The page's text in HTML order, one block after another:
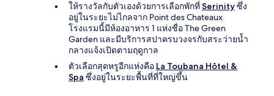
ให้รางวัลกับตัวเองด้วยการเลือกพักที่Serinityซึ่ง
อยู่ในระยะไม่ไกลจาก Point des Chateaux
โรงแรมนี้มีห้องอาหาร 1 แห่งชื่อ The Green
Garden และมีบริการสปาครบวงจรกับสระว่ายน้ำ
กลางแจ้งเปิดตามฤดูกาล
ตัวเลือกสุดหรูอีกแห่งคือ La Toubana Hôtel &
Spa ซึ่งอยู่ในระยะพื้นที่ที่ใหญ่ขึ้น